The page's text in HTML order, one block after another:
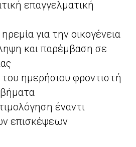
επαγγελματική
για την οικογένεια
και παρέμβαση σε
ημερήσιου φροντιστή
έναντι
επισκέψεων